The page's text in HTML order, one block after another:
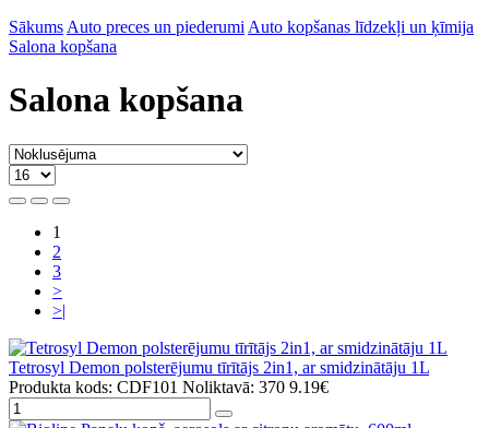
Sākums Auto preces un piederumi Auto kopšanas līdzekļi un ķīmija
Salona kopšana
Salona kopšana
1
2
3
>
>|
Tetrosyl Demon polsterējumu tīrītājs 2in1, ar smidzinātāju 1L
Produkta kods: CDF101 Noliktavā: 370 9.19€